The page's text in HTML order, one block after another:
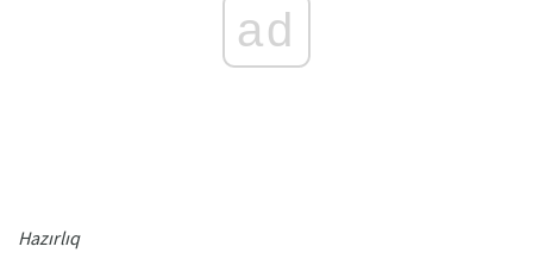
ad
Hazırlıq